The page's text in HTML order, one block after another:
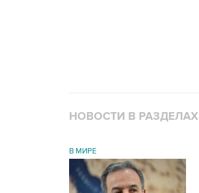
НОВОСТИ В РАЗДЕЛАХ
В МИРЕ